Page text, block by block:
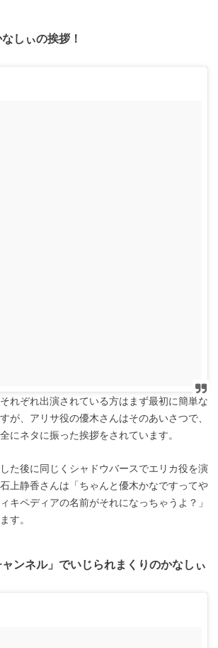
しぃの挨拶！
れぞれ出演されている方はまず最初に簡単な
が、アリサ役の優木さんはそのあいさつで、
にネタに振った挨拶をされています。
た後に同じくシャドウバースでエリカ役を演
上静香さんは「ちゃんと優木かなですってや
キペディアの名前がそれになっちゃうよ？」
す。
ャンネル」でいじられまくりのかなしぃ